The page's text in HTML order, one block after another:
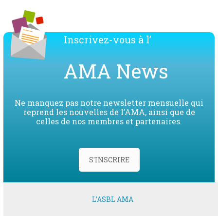
Inscrivez-vous à l’
AMA News
Ne manquez pas notre newsletter mensuelle qui
reprend les nouvelles de l’AMA, ainsi que de
celles de nos membres et partenaires.
S'INSCRIRE
L’ASBL AMA